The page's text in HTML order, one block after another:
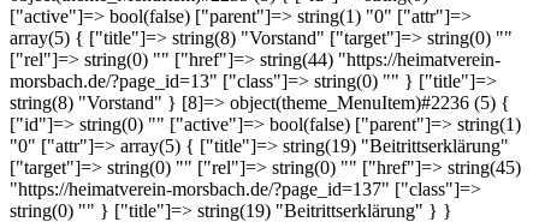
["active"]=> bool(false) ["parent"]=> string(1) "0" ["attr"]=>
array(5) { ["title"]=> string(8) "Vorstand" ["target"]=> string(0) ""
["rel"]=> string(0) "" ["href"]=> string(44) "https://heimatverein-
morsbach.de/?page_id=13" ["class"]=> string(0) "" } ["title"]=>
string(8) "Vorstand" } [8]=> object(theme_MenuItem)#2236 (5) {
["id"]=> string(0) "" ["active"]=> bool(false) ["parent"]=> string(1)
"0" ["attr"]=> array(5) { ["title"]=> string(19) "Beitrittserklärung"
["target"]=> string(0) "" ["rel"]=> string(0) "" ["href"]=> string(45)
"https://heimatverein-morsbach.de/?page_id=137" ["class"]=>
string(0) "" } ["title"]=> string(19) "Beitrittserklärung" } }